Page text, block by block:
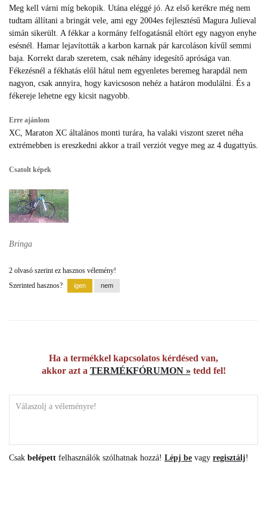
Meg kell várni míg bekopik. Utána eléggé jó. Az első kerékre még nem
tudtam állítani a bringát vele, ami egy 2004es fejlesztésű Magura Julieval
simán sikerült. A fékkar a kormány felfogatásnál eltört egy nagyon enyhe
esésnél. Hamar lejavították a karbon karnak pár karcoláson kívűl semmi
baja. Korrekt darab szeretem, csak néhány idegesítő aprósága van.
Fékezésnél a fékhatás elől hátul nem egyenletes beremeg harapdál nem
nagyon, csak annyira, hogy kavicsoson nehéz a határon modulálni. És a
fékereje lehetne egy kicsit nagyobb.
Erre ajánlom
XC, Maraton XC általános monti turára, ha valaki viszont szeret néha
extrémebben is ereszkedni akkor a trail verziót vegye meg az 4 dugattyús.
Csatolt képek
Bringa
2 olvasó szerint ez hasznos vélemény!
Szerinted hasznos?
Ha a termékkel kapcsolatos kérdésed van,
akkor azt a TERMÉKFÓRUMON » tedd fel!
Csak belépett felhasználók szólhatnak hozzá! Lépj be vagy regisztálj!